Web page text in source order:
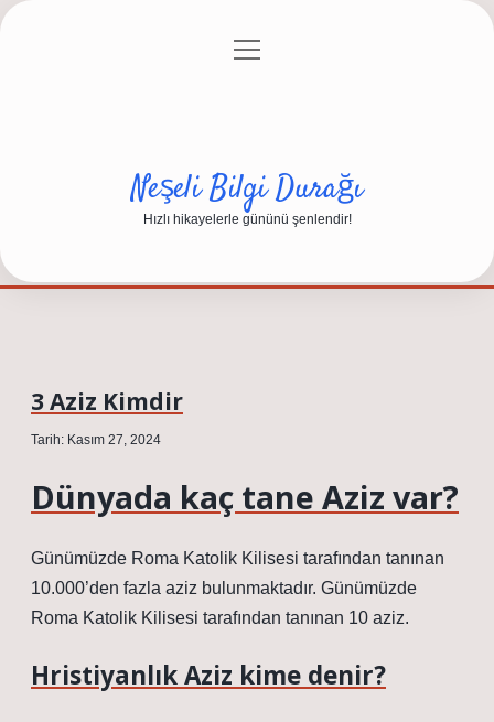
Gizlilik Politikası
menüyü
Neşeli Bilgi Durağı
Hızlı hikayelerle gününü şenlendir!
3 Aziz Kimdir
Tarih: Kasım 27, 2024
Dünyada kaç tane Aziz var?
Günümüzde Roma Katolik Kilisesi tarafından tanınan
10.000’den fazla aziz bulunmaktadır. Günümüzde
Roma Katolik Kilisesi tarafından tanınan 10 aziz.
Hristiyanlık Aziz kime denir?